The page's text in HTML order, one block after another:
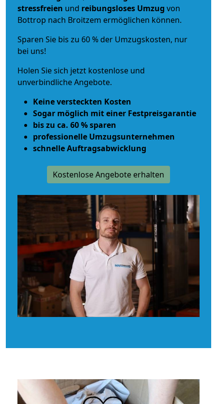
stressfreien und reibungsloses Umzug von
Bottrop nach Broitzem ermöglichen können.
Sparen Sie bis zu 60 % der Umzugskosten, nur
bei uns!
Holen Sie sich jetzt kostenlose und
unverbindliche Angebote.
Keine versteckten Kosten
Sogar möglich mit einer Festpreisgarantie
bis zu ca. 60 % sparen
professionelle Umzugsunternehmen
schnelle Auftragsabwicklung
Kostenlose Angebote erhalten